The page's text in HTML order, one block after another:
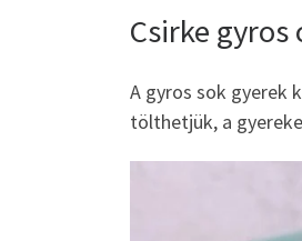
Csirke
A gyros sok gyerek
tölthetjük, a